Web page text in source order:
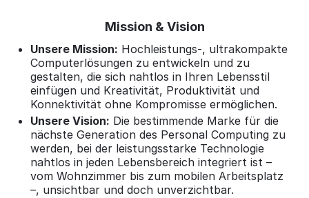
Mission & Vision
Unsere Mission: Hochleistungs-, ultrakompakte
Computerlösungen zu entwickeln und zu
gestalten, die sich nahtlos in Ihren Lebensstil
einfügen und Kreativität, Produktivität und
Konnektivität ohne Kompromisse ermöglichen.
Unsere Vision: Die bestimmende Marke für die
nächste Generation des Personal Computing zu
werden, bei der leistungsstarke Technologie
nahtlos in jeden Lebensbereich integriert ist –
vom Wohnzimmer bis zum mobilen Arbeitsplatz
–, unsichtbar und doch unverzichtbar.